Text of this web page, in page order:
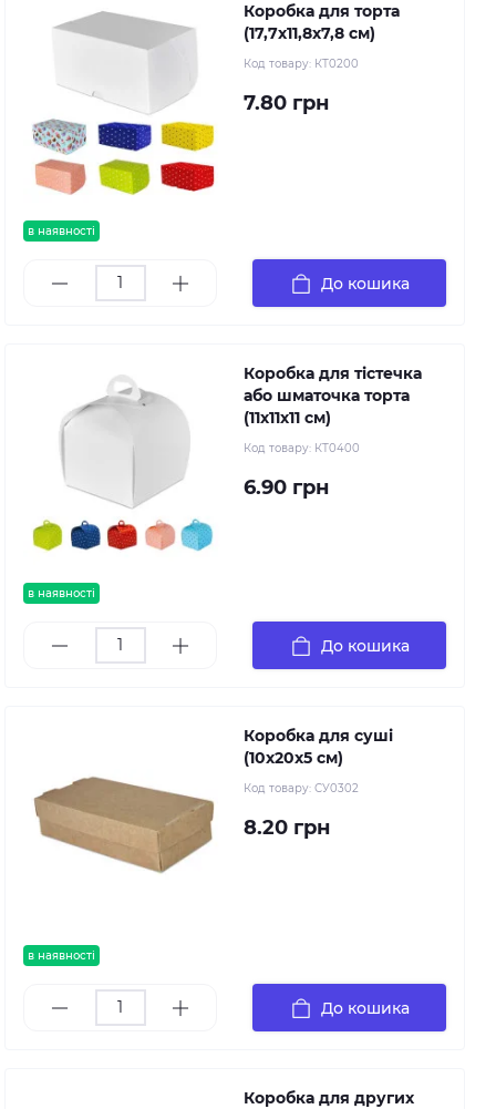
в наявності
Коробка для торта
(17,7х11,8х7,8 см)
Код товару: КТ0200
7.80 грн
До кошика
в наявності
Коробка для тістечка
або шматочка торта
(11х11х11 см)
Код товару: КТ0400
6.90 грн
До кошика
в наявності
Коробка для суші
(10х20х5 см)
Код товару: СУ0302
8.20 грн
До кошика
Коробка для других